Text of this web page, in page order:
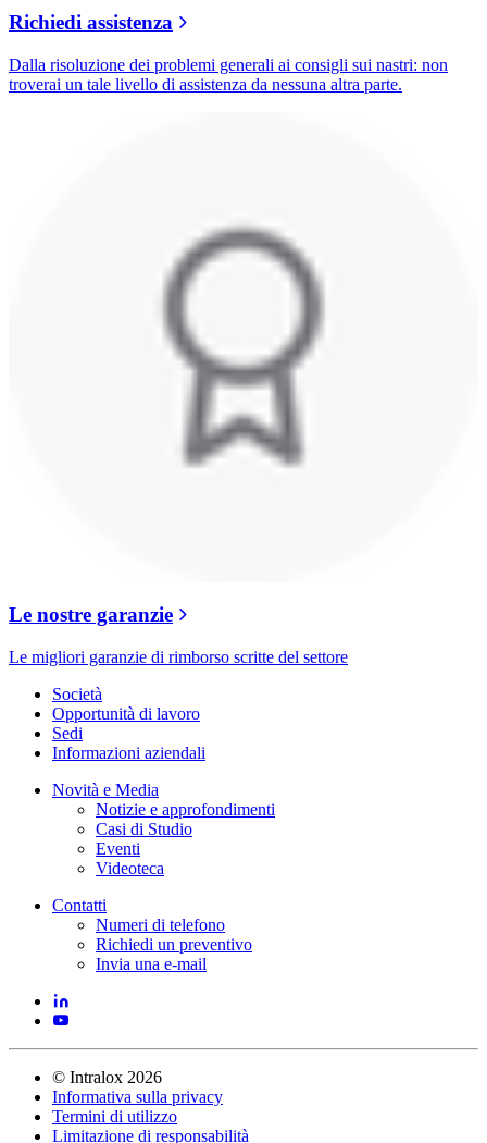
Richiedi assistenza
Dalla risoluzione dei problemi generali ai consigli sui nastri: non
troverai un tale livello di assistenza da nessuna altra parte.
Le nostre garanzie
Le migliori garanzie di rimborso scritte del settore
Società
Opportunità di lavoro
Sedi
Informazioni aziendali
Novità e Media
Notizie e approfondimenti
Casi di Studio
Eventi
Videoteca
Contatti
Numeri di telefono
Richiedi un preventivo
Invia una e-mail
© Intralox 2026
Informativa sulla privacy
Termini di utilizzo
Limitazione di responsabilità